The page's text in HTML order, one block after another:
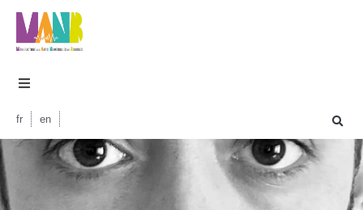
fr en